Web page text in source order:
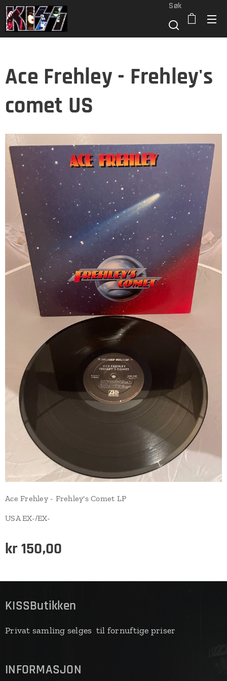
Søk
Ace Frehley - Frehley's
comet US
Ace Frehley - Frehley's Comet LP
USA EX-/EX-
kr150,00
KISSButikken
Privat samling selges til fornuftige priser
INFORMASJON